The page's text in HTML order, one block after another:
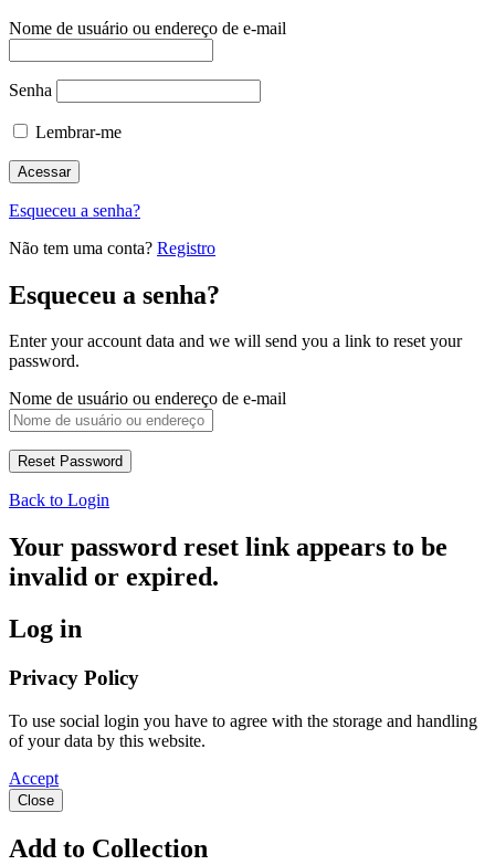
Nome de usuário ou endereço de e-mail
Senha
Lembrar-me
Esqueceu a senha?
Não tem uma conta? Registro
Esqueceu a senha?
Enter your account data and we will send you a link to reset your
password.
Nome de usuário ou endereço de e-mail
Back to Login
Your password reset link appears to be
invalid or expired.
Log in
Privacy Policy
To use social login you have to agree with the storage and handling
of your data by this website.
Accept
Close
Add to Collection